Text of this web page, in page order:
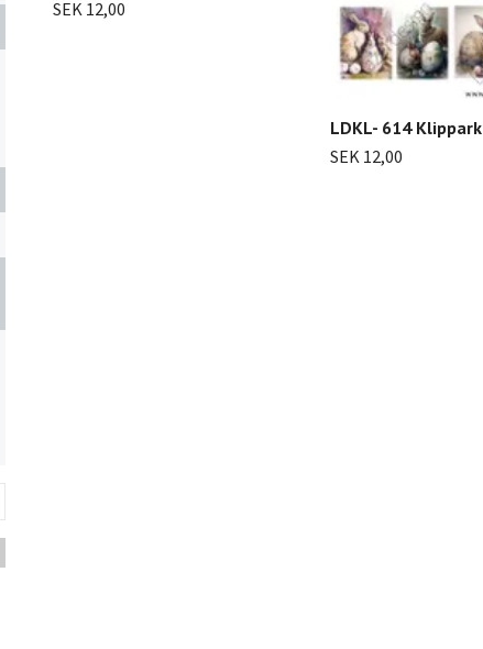
SEK 12,00
LDKL- 614 Klippark
SEK 12,00